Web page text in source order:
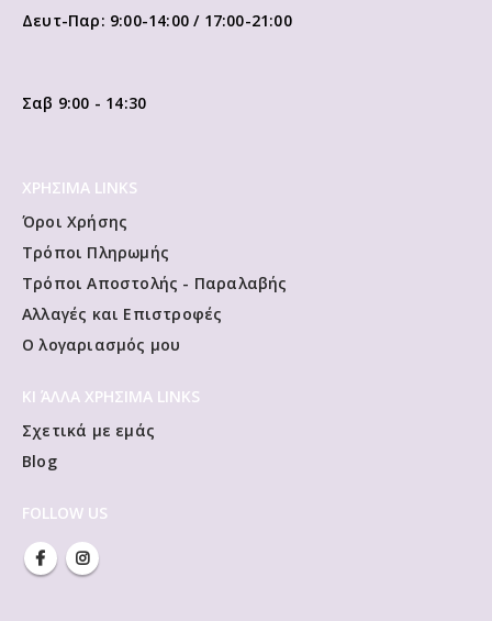
Δευτ-Παρ: 9:00-14:00 / 17:00-21:00
Σαβ 9:00 - 14:30
ΧΡΗΣΙΜΑ LINKS
Όροι Χρήσης
Τρόποι Πληρωμής
Τρόποι Αποστολής - Παραλαβής
Αλλαγές και Επιστροφές
Ο λογαριασμός μου
ΚΙ ΆΛΛΑ ΧΡΗΣΙΜΑ LINKS
Σχετικά με εμάς
Blog
FOLLOW US